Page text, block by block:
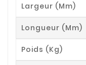
Largeur (mm)
Longueur (mm)
Poids (kg)